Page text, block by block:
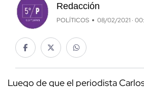
Redacción
POLÍTICOS 08/02/2021 ·
Luego de que el periodista